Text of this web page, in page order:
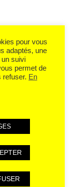
pour vous
adaptés, une
un suivi
permet de
refuser. En